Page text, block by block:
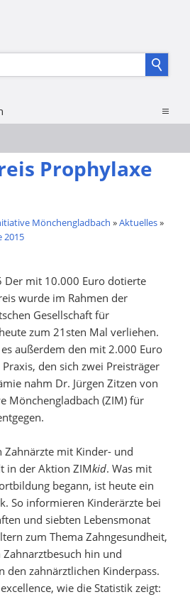
Prophylaxe
Mönchengladbach »Aktuelles»
2015
Der mit 10.000 Euro dotierte
wurde im Rahmen der
Gesellschaft für
zum 21sten Mal verliehen.
außerdem den mit 2.000 Euro
den sich zwei Preisträger
nahm Dr. Jürgen Zitzen von
Mönchengladbach (ZIM) für
mit Kinder- und
in der Aktion ZIMkid. Was mit
begann, ist heute ein
So informieren Kinderärzte bei
und siebten Lebensmonat
zum Thema Zahngesundheit,
hin und
den zahnärztlichen Kinderpass.
wie die Statistik zeigt: